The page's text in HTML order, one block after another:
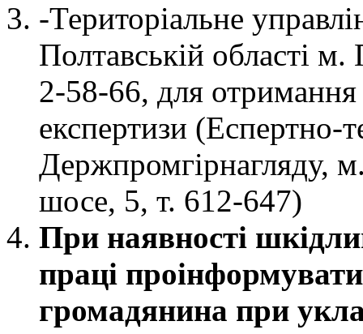
-Територіальне
Полтавській області
2-58-66, для
експертизи (Еспертно-
Держпромгірнагляду,
шосе, 5, т. 612-647)
При наявності
праці
громадянина при